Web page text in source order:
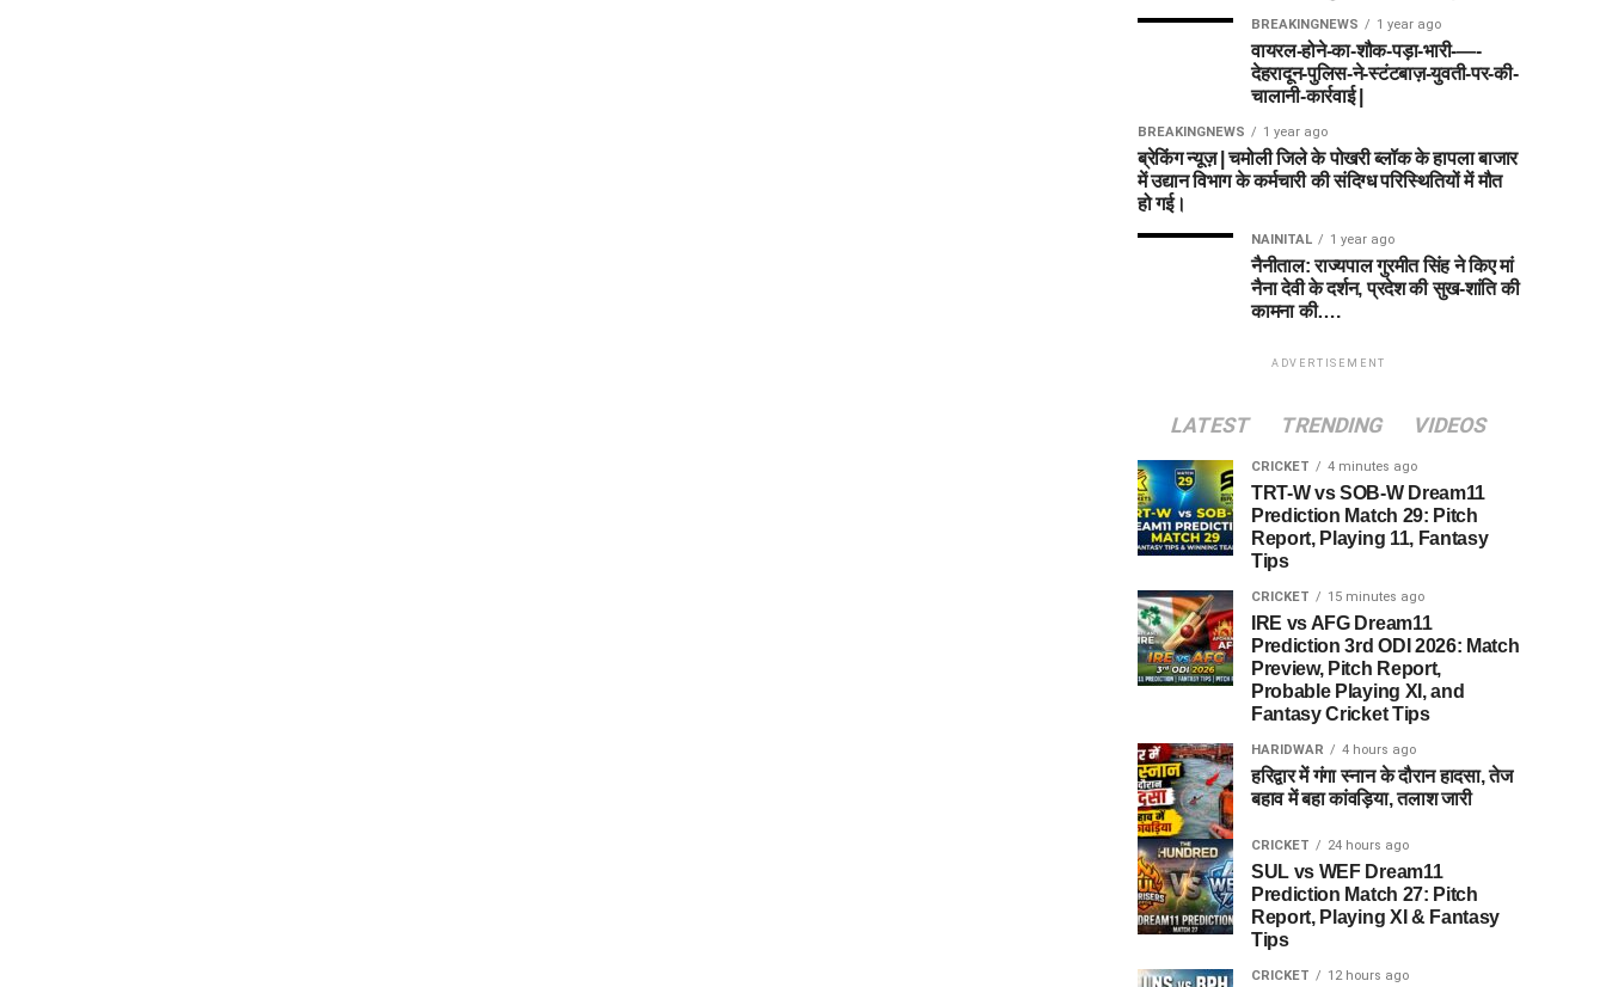
BREAKINGNEWS 1 year ago
वायरल-होने-का-शौक-पड़ा-भारी-—-
देहरादून-पुलिस-ने-स्टंटबाज़-युवती-पर-की-
चालानी-कार्रवाई |
BREAKINGNEWS 1 year ago
ब्रेकिंग न्यूज़ | चमोली जिले के पोखरी ब्लॉक के हापला बाजार
में उद्यान विभाग के कर्मचारी की संदिग्ध परिस्थितियों में मौत
हो गई।
NAINITAL 1 year ago
नैनीताल: राज्यपाल गुरमीत सिंह ने किए मां
नैना देवी के दर्शन, प्रदेश की सुख-शांति की
कामना की….
ADVERTISEMENT
LATEST TRENDING VIDEOS
CRICKET 4 minutes ago
TRT-W vs SOB-W Dream11
Prediction Match 29: Pitch
Report, Playing 11, Fantasy
Tips
CRICKET 15 minutes ago
IRE vs AFG Dream11
Prediction 3rd ODI 2026: Match
Preview, Pitch Report,
Probable Playing XI, and
Fantasy Cricket Tips
HARIDWAR 4 hours ago
हरिद्वार में गंगा स्नान के दौरान हादसा, तेज
बहाव में बहा कांवड़िया, तलाश जारी
CRICKET 24 hours ago
SUL vs WEF Dream11
Prediction Match 27: Pitch
Report, Playing XI & Fantasy
Tips
CRICKET 12 hours ago